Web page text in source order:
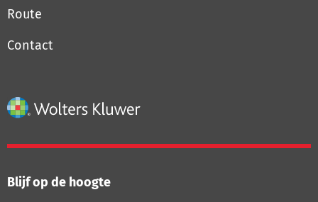
Route
Contact
Blijf op de hoogte